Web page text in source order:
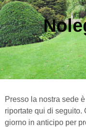
Presso la nostra sede
riportate qui di
giorno in anticipo per